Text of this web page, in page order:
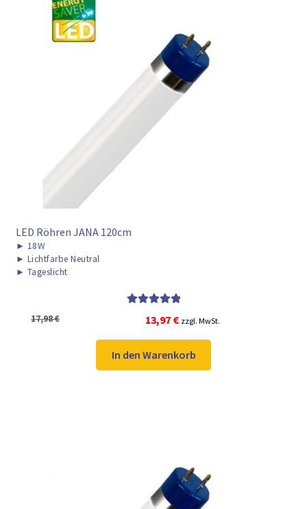
LED Röhren JANA 120cm
► 18W
► Lichtfarbe Neutral
► Tageslicht
von 5
17,98€
Ursprünglicher
Preis
war:
17,98 €
13,97 €Aktueller
Preis
ist:
13,97 €.
zzgl. MwSt.
In den Warenkorb